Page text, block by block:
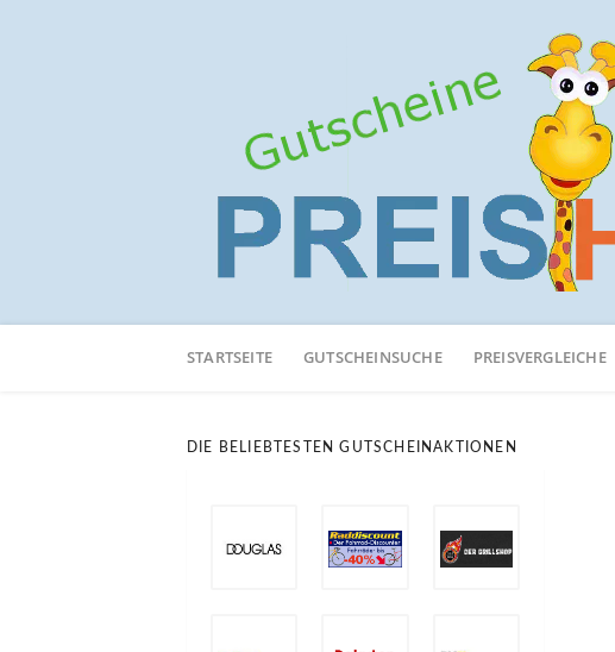
Online-
STARTSEITE GUTSCHEINSUCHE PREISVERGLEICHE
DIE BELIEBTESTEN GUTSCHEINAKTIONEN